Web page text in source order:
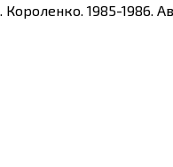
Короленко. 1985-1986.